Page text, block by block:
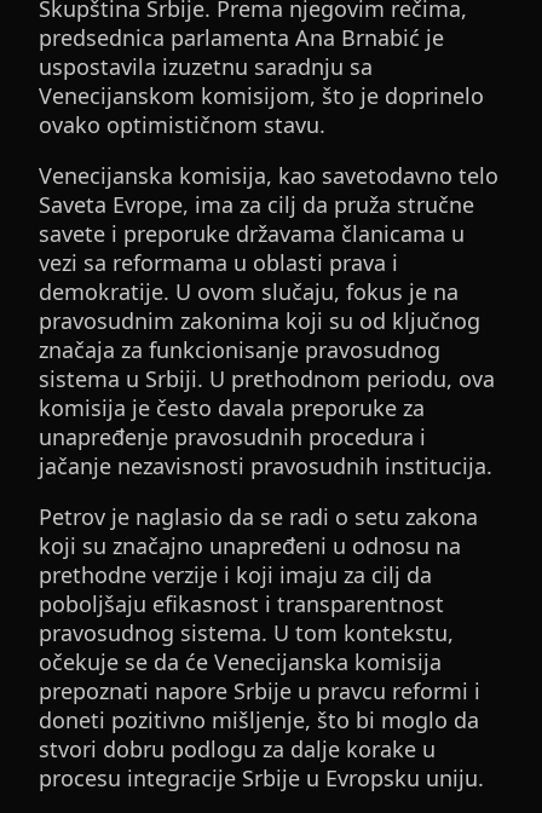
Skupština Srbije. Prema njegovim rečima,
predsednica parlamenta Ana Brnabić je
uspostavila izuzetnu saradnju sa
Venecijanskom komisijom, što je doprinelo
ovako optimističnom stavu.
Venecijanska komisija, kao savetodavno telo
Saveta Evrope, ima za cilj da pruža stručne
savete i preporuke državama članicama u
vezi sa reformama u oblasti prava i
demokratije. U ovom slučaju, fokus je na
pravosudnim zakonima koji su od ključnog
značaja za funkcionisanje pravosudnog
sistema u Srbiji. U prethodnom periodu, ova
komisija je često davala preporuke za
unapređenje pravosudnih procedura i
jačanje nezavisnosti pravosudnih institucija.
Petrov je naglasio da se radi o setu zakona
koji su značajno unapređeni u odnosu na
prethodne verzije i koji imaju za cilj da
poboljšaju efikasnost i transparentnost
pravosudnog sistema. U tom kontekstu,
očekuje se da će Venecijanska komisija
prepoznati napore Srbije u pravcu reformi i
doneti pozitivno mišljenje, što bi moglo da
stvori dobru podlogu za dalje korake u
procesu integracije Srbije u Evropsku uniju.